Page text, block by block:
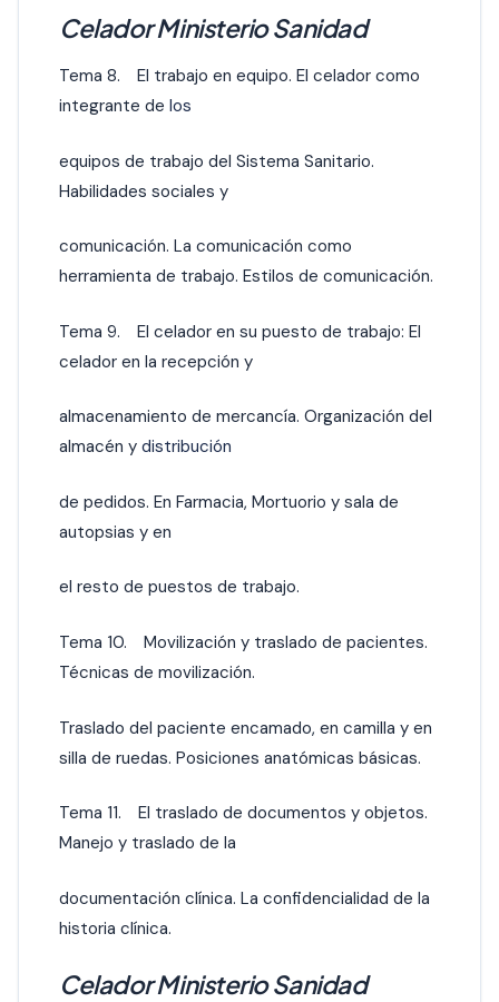
Celador Ministerio Sanidad
Tema 8. El trabajo en equipo. El celador como
integrante de los
equipos de trabajo del Sistema Sanitario.
Habilidades sociales y
comunicación. La comunicación como
herramienta de trabajo. Estilos de comunicación.
Tema 9. El celador en su puesto de trabajo: El
celador en la recepción y
almacenamiento de mercancía. Organización del
almacén y distribución
de pedidos. En Farmacia, Mortuorio y sala de
autopsias y en
el resto de puestos de trabajo.
Tema 10. Movilización y traslado de pacientes.
Técnicas de movilización.
Traslado del paciente encamado, en camilla y en
silla de ruedas. Posiciones anatómicas básicas.
Tema 11. El traslado de documentos y objetos.
Manejo y traslado de la
documentación clínica. La confidencialidad de la
historia clínica.
Celador Ministerio Sanidad